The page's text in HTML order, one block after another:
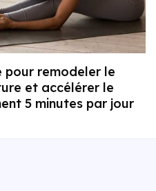
pour remodeler le
et accélérer le
5 minutes par jour